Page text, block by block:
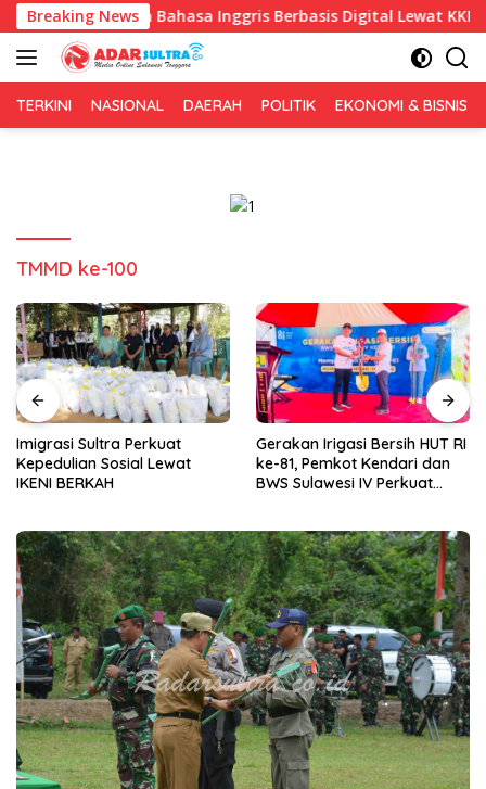
Langsung
ke
konten
Breaking NewsBahasa Inggris Berbasis Digital Lewat KKN
TERKINI NASIONAL DAERAH POLITIK EKONOMI & BISNIS
TMMD ke-100
Imigrasi Sultra Perkuat
Kepedulian Sosial Lewat
IKENI BERKAH
Gerakan Irigasi Bersih HUT RI
ke-81, Pemkot Kendari dan
BWS Sulawesi IV Perkuat